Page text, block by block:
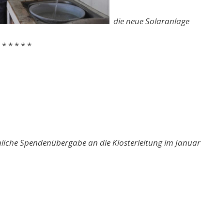
die neue Solaranlage
*
Spendenübergabe an die Klosterleitung im Januar